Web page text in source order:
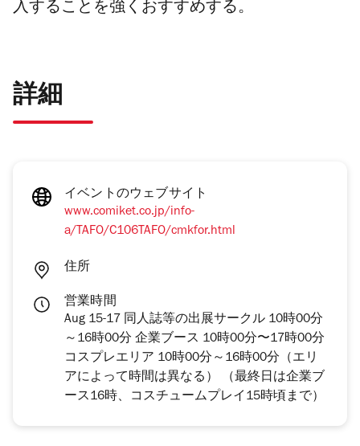
入することを強くおすすめする。
詳細
イベントのウェブサイト
www.comiket.co.jp/info-
a/TAFO/C106TAFO/cmkfor.html
住所
営業時間
Aug 15-17 同人誌等の出展サークル 10時00分
～16時00分 企業ブース 10時00分〜17時00分
コスプレエリア 10時00分～16時00分（エリ
アによって時間は異なる） （最終日は企業ブ
ース16時、コスチュームプレイ15時頃まで）